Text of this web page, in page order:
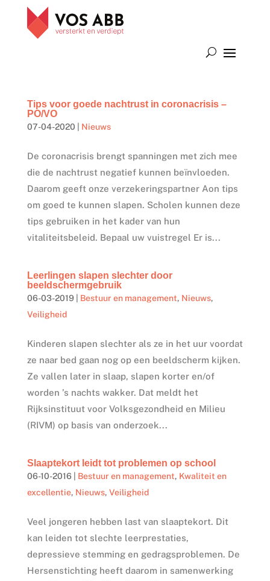
Tips voor goede nachtrust in coronacrisis –
PO/VO
07-04-2020 Nieuws
De coronacrisis brengt spanningen met zich mee
die de nachtrust negatief kunnen beïnvloeden.
Daarom geeft onze verzekeringspartner Aon tips
om goed te kunnen slapen. Scholen kunnen deze
tips gebruiken in het kader van hun
vitaliteitsbeleid. Bepaal uw vuistregel Er is...
Leerlingen slapen slechter door
beeldschermgebruik
06-03-2019| Bestuur en management, Nieuws,
Veiligheid
Kinderen slapen slechter als ze in het uur voordat
ze naar bed gaan nog op een beeldscherm kijken.
Ze vallen later in slaap, slapen korter en/of
worden ’s nachts wakker. Dat meldt het
Rijksinstituut voor Volksgezondheid en Milieu
(RIVM) op basis van onderzoek...
Slaaptekort leidt tot problemen op school
06-10-2016| Bestuur en management, Kwaliteit en
excellentie, Nieuws, Veiligheid
Veel jongeren hebben last van slaaptekort. Dit
kan leiden tot slechte leerprestaties,
depressieve stemming en gedragsproblemen. De
Hersenstichting heeft daarom in samenwerking